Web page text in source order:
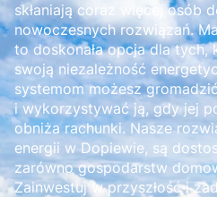
skłaniają coraz więcej osób
nowoczesnych rozwiązań.
to doskonała opcja dla
swoją niezależność
systemom możesz
i wykorzystywać ją, gdy jej
obniża rachunki. Nasze
energii w Dopiewie, są
zarówno gospodarstw
Zainwestuj w przyszłość i